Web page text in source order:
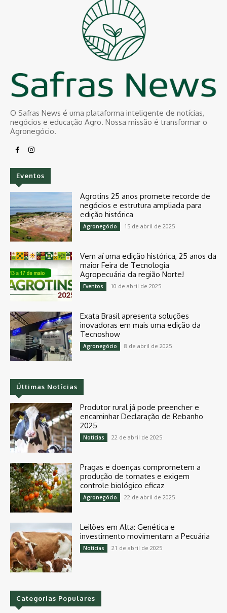
O Safras News é uma plataforma inteligente de notícias,
negócios e educação Agro. Nossa missão é transformar o
Agronegócio.
Eventos
Agrotins 25 anos promete recorde de
negócios e estrutura ampliada para
edição histórica
Agronegócio 15 de abril de 2025
Vem aí uma edição histórica, 25 anos da
maior Feira de Tecnologia
Agropecuária da região Norte!
Eventos 10 de abril de 2025
Exata Brasil apresenta soluções
inovadoras em mais uma edição da
Tecnoshow
Agronegócio 8 de abril de 2025
Últimas Notícias
Produtor rural já pode preencher e
encaminhar Declaração de Rebanho
2025
Notícias 22 de abril de 2025
Pragas e doenças comprometem a
produção de tomates e exigem
controle biológico eficaz
Agronegócio 22 de abril de 2025
Leilões em Alta: Genética e
investimento movimentam a Pecuária
Notícias 21 de abril de 2025
Categorias Populares